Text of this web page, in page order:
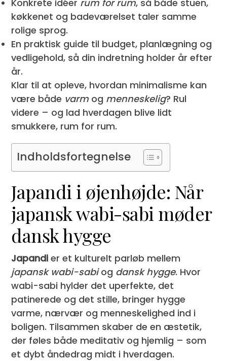
Konkrete idéer rum for rum, så både stuen,
køkkenet og badeværelset taler samme
rolige sprog.
En praktisk guide til budget, planlægning og
vedligehold, så din indretning holder år efter
år.
Klar til at opleve, hvordan minimalisme kan
være både varm og menneskelig? Rul
videre – og lad hverdagen blive lidt
smukkere, rum for rum.
Indholdsfortegnelse
Japandi i øjenhøjde: Når
japansk wabi-sabi møder
dansk hygge
Japandi er et kulturelt parløb mellem
japansk wabi-sabiog dansk hygge. Hvor
wabi-sabi hylder det uperfekte, det
patinerede og det stille, bringer hygge
varme, nærvær og menneskelighed ind i
boligen. Tilsammen skaber de en æstetik,
der føles både meditativ og hjemlig – som
et dybt åndedrag midt i hverdagen.